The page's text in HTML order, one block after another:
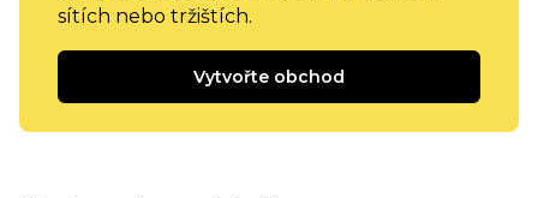
sítích nebo tržištích.
Vytvořte obchod